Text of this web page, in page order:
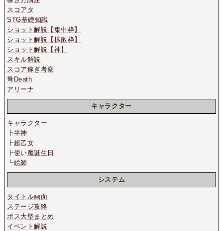
スコアタ
STG基礎知識
ショット解説【集中枠】
ショット解説【拡散枠】
ショット解説【神】
スキル解説
スコア稼ぎ考察
弩Death
アリーナ
キャラクター
キャラクター
┣半神
┣超乙女
┣使い魔誕生日
┗絵師
システム
タイトル画面
ステージ攻略
ボス大型まとめ
イベント解説